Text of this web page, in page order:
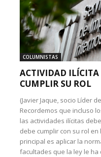
COLUMNISTAS
ACTIVIDAD ILÍCITA
CUMPLIR SU ROL
(Javier Jaque, socio Líder
Recordemos que incluso
las actividades ilícitas
debe cumplir con su rol
principal es aplicar la
facultades que la ley le ha